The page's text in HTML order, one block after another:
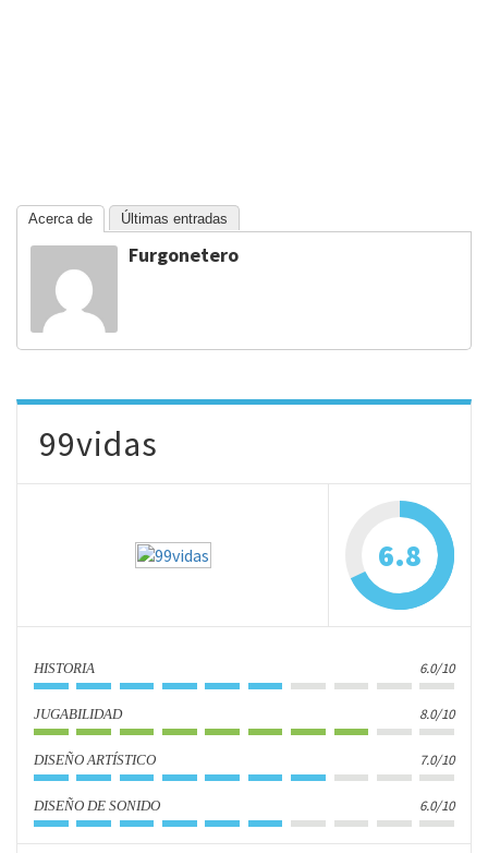
Acerca de Últimas entradas
Furgonetero
99vidas
6.8
HISTORIA 6.0/10
JUGABILIDAD 8.0/10
DISEÑO ARTÍSTICO 7.0/10
DISEÑO DE SONIDO 6.0/10